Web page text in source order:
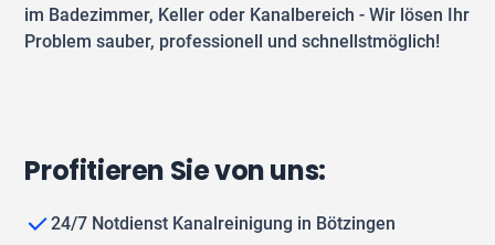
im Badezimmer, Keller oder Kanalbereich - Wir lösen Ihr
Problem sauber, professionell und schnellstmöglich!
Profitieren Sie von uns:
24/7 Notdienst Kanalreinigung in Bötzingen